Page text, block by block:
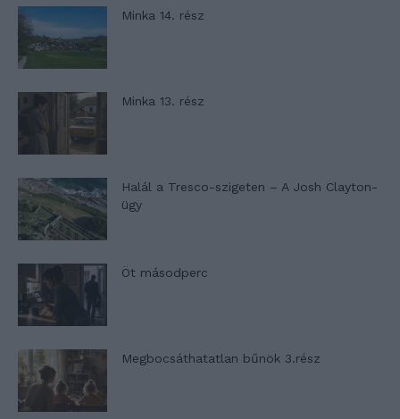
Minka 14. rész
Minka 13. rész
Halál a Tresco-szigeten – A Josh Clayton-
ügy
Öt másodperc
Megbocsáthatatlan bűnök 3.rész